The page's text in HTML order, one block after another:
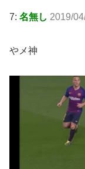
7: 名無し 2019/
やメ神